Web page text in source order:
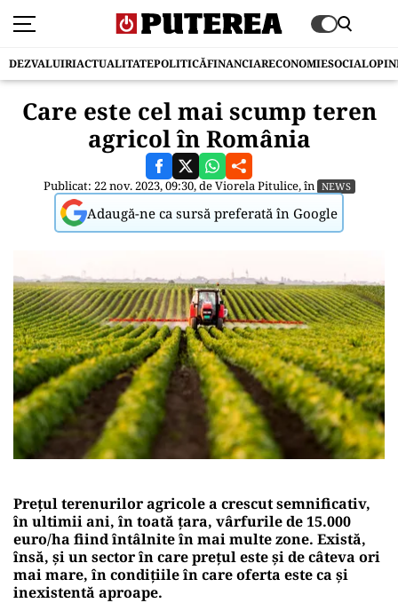
DEZVALUIRIACTUALITATEPOLITICĂFINANCIARECONOMIESOCIAL
Care este cel mai scump teren
agricol în România
Publicat: 22 nov. 2023, 09:30, deViorela Pitulice, în NEWS
Adaugă-ne ca sursă preferată în Google
Prețul terenurilor agricole a crescut semnificativ,
în ultimii ani, în toată țara, vârfurile de 15.000
euro/ha fiind întâlnite în mai multe zone. Există,
însă, și un sector în care prețul este și de câteva ori
mai mare, în condițiile în care oferta este ca și
inexistentă aproape.